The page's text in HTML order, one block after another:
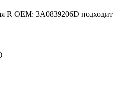
R OEM: 3A0839206D подходит